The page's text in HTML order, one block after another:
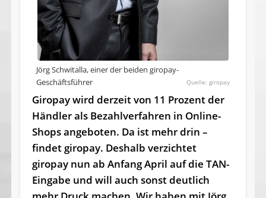
Jörg Schwitalla, einer der beiden giropay-
Geschäftsführer
giropay
Giropay wird derzeit von 11 Prozent der
Händler als Bezahlverfahren in Online-
Shops angeboten. Da ist mehr drin –
findet giropay. Deshalb verzichtet
giropay nun ab Anfang April auf die TAN-
Eingabe und will auch sonst deutlich